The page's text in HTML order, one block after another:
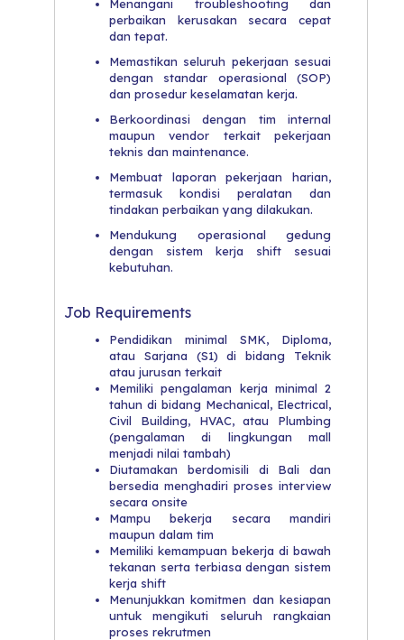
Menangani troubleshooting dan
perbaikan kerusakan secara cepat
dan tepat.
Memastikan seluruh pekerjaan sesuai
dengan standar operasional (SOP)
dan prosedur keselamatan kerja.
Berkoordinasi dengan tim internal
maupun vendor terkait pekerjaan
teknis dan maintenance.
Membuat laporan pekerjaan harian,
termasuk kondisi peralatan dan
tindakan perbaikan yang dilakukan.
Mendukung operasional gedung
dengan sistem kerja shift sesuai
kebutuhan.
Job Requirements
Pendidikan minimal SMK, Diploma,
atau Sarjana (S1) di bidang Teknik
atau jurusan terkait
Memiliki pengalaman kerja minimal 2
tahun di bidang Mechanical, Electrical,
Civil Building, HVAC, atau Plumbing
(pengalaman di lingkungan mall
menjadi nilai tambah)
Diutamakan berdomisili di Bali dan
bersedia menghadiri proses interview
secara onsite
Mampu bekerja secara mandiri
maupun dalam tim
Memiliki kemampuan bekerja di bawah
tekanan serta terbiasa dengan sistem
kerja shift
Menunjukkan komitmen dan kesiapan
untuk mengikuti seluruh rangkaian
proses rekrutmen